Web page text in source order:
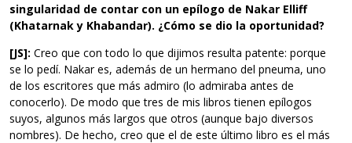
singularidad de contar con un epílogo de Nakar Elliff
(Khatarnak y Khabandar). ¿Cómo se dio la oportunidad?
[JS]: Creo que con todo lo que dijimos resulta patente: porque
se lo pedí. Nakar es, además de un hermano del pneuma, uno
de los escritores que más admiro (lo admiraba antes de
conocerlo). De modo que tres de mis libros tienen epílogos
suyos, algunos más largos que otros (aunque bajo diversos
nombres). De hecho, creo que el de este último libro es el más